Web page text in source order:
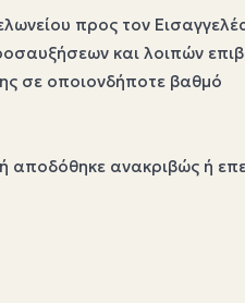
προς τον
και λοιπών
σε οποιονδήποτε βαθμό
αποδόθηκε ανακριβώς ή